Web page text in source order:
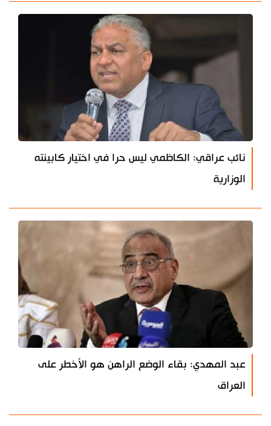
نائب عراقي: الكاظمي ليس حرا في اختيار كابينته
الوزارية
عبد المهدي: بقاء الوضع الراهن هو الأخطر على
العراق